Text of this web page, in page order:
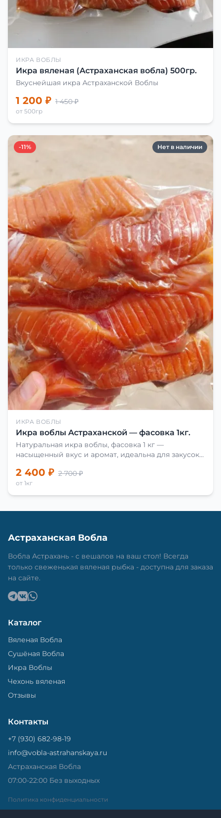
ИКРА ВОБЛЫ
Икра вяленая (Астраханская вобла) 500гр.
Вкуснейшая икра Астраханской Воблы
1 200 ₽ 1 450 ₽
от 500гр
-11% Нет в наличии
ИКРА ВОБЛЫ
Икра воблы Астраханской — фасовка 1кг.
Натуральная икра воблы, фасовка 1 кг —
насыщенный вкус и аромат, идеальна для закусок
2 400 ₽ 2 700 ₽
от 1кг
Астраханская Вобла
Вобла Астрахань - с вешалов на ваш стол! Всегда
только свеженькая вяленая рыбка - доступна для заказа
на сайте.
Каталог
Вяленая Вобла
Сушёная Вобла
Икра Воблы
Чехонь вяленая
Отзывы
Контакты
+7 (930) 682-98-19
info@vobla-astrahanskaya.ru
Астраханская Вобла
07:00-22:00 Без выходных
Политика конфиденциальности